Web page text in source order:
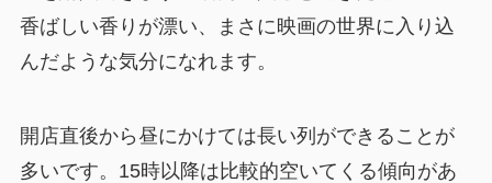
香ばしい香りが漂い、まさに映画の世界に入り込
んだような気分になれます。
開店直後から昼にかけては長い列ができることが
多いです。15時以降は比較的空いてくる傾向があ